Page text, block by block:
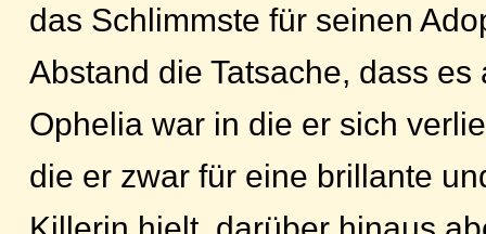
das Schlimmste für seinen
Abstand die Tatsache, dass es
Ophelia war in die er sich
die er zwar für eine brillante